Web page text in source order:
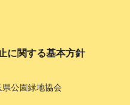
に関する基本方針
公園緑地協会